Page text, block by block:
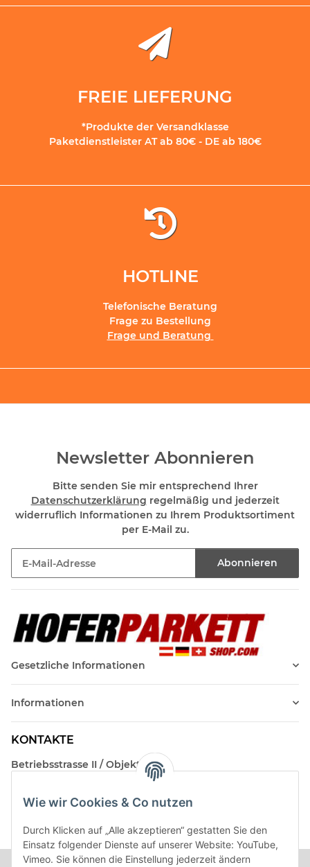
Wie wir Cookies & Co nutzen
Durch Klicken auf „Alle akzeptieren“ gestatten Sie den
Einsatz folgender Dienste auf unserer Website: YouTube,
Vimeo. Sie können die Einstellung jederzeit ändern
FREIE LIEFERUNG
*Produkte der Versandklasse
Paketdienstleister AT ab 80€ - DE ab 180€
HOTLINE
Telefonische Beratung
Frage zu Bestellung
Frage und Beratung
Newsletter Abonnieren
Bitte senden Sie mir entsprechend Ihrer
Datenschutzerklärung regelmäßig und jederzeit
widerruflich Informationen zu Ihrem Produktsortiment
per E-Mail zu.
Abonnieren
Gesetzliche Informationen
Informationen
KONTAKTE
Betriebsstrasse II / Objekt 17
Kontakt